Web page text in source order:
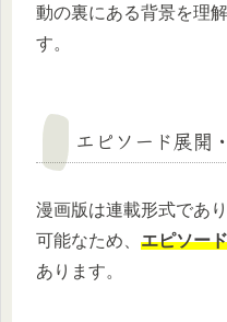
動の裏にある背景を理
す。
エピソード展開
漫画版は連載形式であ
可能なため、 エピソー
あります。